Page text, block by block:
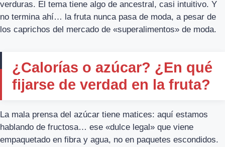
verduras. El tema tiene algo de ancestral, casi intuitivo. Y
no termina ahí… la fruta nunca pasa de moda, a pesar de
los caprichos del mercado de «superalimentos» de moda.
¿Calorías o azúcar? ¿En qué
fijarse de verdad en la fruta?
La mala prensa del azúcar tiene matices: aquí estamos
hablando de fructosa… ese «dulce legal» que viene
empaquetado en fibra y agua, no en paquetes escondidos.